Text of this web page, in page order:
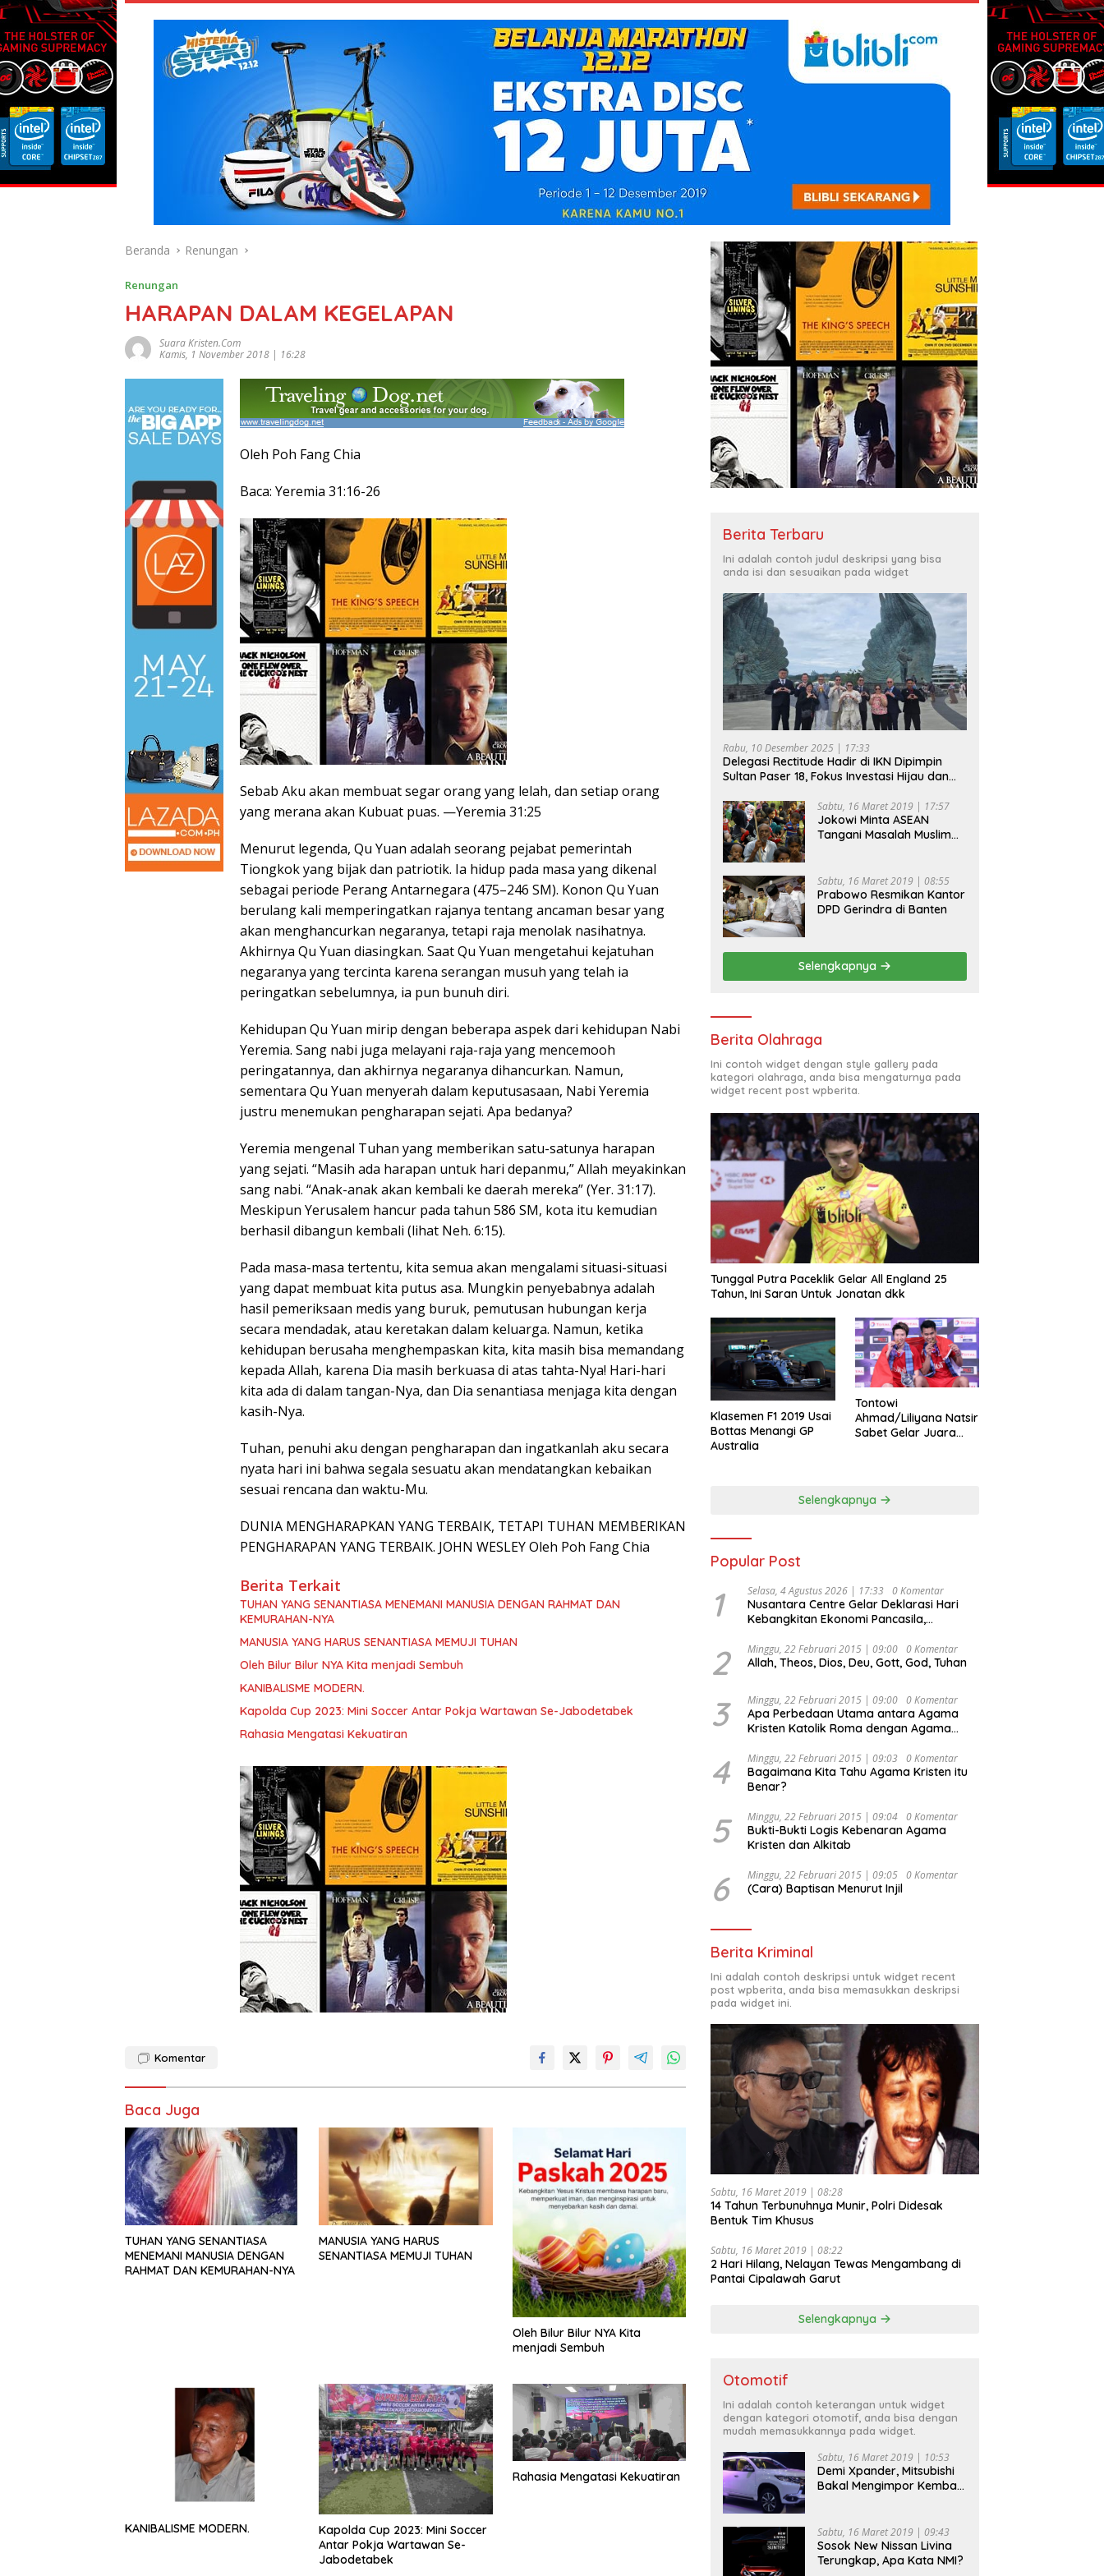
Beranda Renungan
Renungan
HARAPAN DALAM KEGELAPAN
Suara Kristen.com
Kamis, 1 November 2018 | 16:28
Oleh Poh Fang Chia
Baca: Yeremia 31:16-26
Sebab Aku akan membuat segar orang yang lelah, dan setiap orang
yang merana akan Kubuat puas. —Yeremia 31:25
Menurut legenda, Qu Yuan adalah seorang pejabat pemerintah
Tiongkok yang bijak dan patriotik. Ia hidup pada masa yang dikenal
sebagai periode Perang Antarnegara (475–246 SM). Konon Qu Yuan
berulang kali memperingatkan rajanya tentang ancaman besar yang
akan menghancurkan negaranya, tetapi raja menolak nasihatnya.
Akhirnya Qu Yuan diasingkan. Saat Qu Yuan mengetahui kejatuhan
negaranya yang tercinta karena serangan musuh yang telah ia
peringatkan sebelumnya, ia pun bunuh diri.
Kehidupan Qu Yuan mirip dengan beberapa aspek dari kehidupan Nabi
Yeremia. Sang nabi juga melayani raja-raja yang mencemooh
peringatannya, dan akhirnya negaranya dihancurkan. Namun,
sementara Qu Yuan menyerah dalam keputusasaan, Nabi Yeremia
justru menemukan pengharapan sejati. Apa bedanya?
Yeremia mengenal Tuhan yang memberikan satu-satunya harapan
yang sejati. “Masih ada harapan untuk hari depanmu,” Allah meyakinkan
sang nabi. “Anak-anak akan kembali ke daerah mereka” (Yer. 31:17).
Meskipun Yerusalem hancur pada tahun 586 SM, kota itu kemudian
berhasil dibangun kembali (lihat Neh. 6:15).
Pada masa-masa tertentu, kita semua akan mengalami situasi-situasi
yang dapat membuat kita putus asa. Mungkin penyebabnya adalah
hasil pemeriksaan medis yang buruk, pemutusan hubungan kerja
secara mendadak, atau keretakan dalam keluarga. Namun, ketika
kehidupan berusaha menghempaskan kita, kita masih bisa memandang
kepada Allah, karena Dia masih berkuasa di atas tahta-Nya! Hari-hari
kita ada di dalam tangan-Nya, dan Dia senantiasa menjaga kita dengan
kasih-Nya.
Tuhan, penuhi aku dengan pengharapan dan ingatkanlah aku secara
nyata hari ini bahwa segala sesuatu akan mendatangkan kebaikan
sesuai rencana dan waktu-Mu.
DUNIA MENGHARAPKAN YANG TERBAIK, TETAPI TUHAN MEMBERIKAN
PENGHARAPAN YANG TERBAIK. JOHN WESLEY Oleh Poh Fang Chia
Berita Terkait
TUHAN YANG SENANTIASA MENEMANI MANUSIA DENGAN RAHMAT DAN
KEMURAHAN-NYA
MANUSIA YANG HARUS SENANTIASA MEMUJI TUHAN
Oleh Bilur Bilur NYA Kita menjadi Sembuh
KANIBALISME MODERN.
Kapolda Cup 2023: Mini Soccer Antar Pokja Wartawan Se-Jabodetabek
Rahasia Mengatasi Kekuatiran
Komentar
Baca Juga
TUHAN YANG SENANTIASA
MENEMANI MANUSIA DENGAN
RAHMAT DAN KEMURAHAN-NYA
MANUSIA YANG HARUS
SENANTIASA MEMUJI TUHAN
Oleh Bilur Bilur NYA Kita
menjadi Sembuh
KANIBALISME MODERN.
Kapolda Cup 2023: Mini Soccer
Antar Pokja Wartawan Se-
Jabodetabek
Rahasia Mengatasi Kekuatiran
Berita Terbaru
Ini adalah contoh judul deskripsi yang bisa
anda isi dan sesuaikan pada widget
Rabu, 10 Desember 2025 | 17:33
Delegasi Rectitude Hadir di IKN Dipimpin
Sultan Paser 18, Fokus Investasi Hijau dan
Sabtu, 16 Maret 2019 | 17:57
Jokowi Minta ASEAN
Tangani Masalah Muslim
Sabtu, 16 Maret 2019 | 08:55
Prabowo Resmikan Kantor
DPD Gerindra di Banten
Selengkapnya
Berita Olahraga
Ini contoh widget dengan style gallery pada
kategori olahraga, anda bisa mengaturnya pada
widget recent post wpberita.
Tunggal Putra Paceklik Gelar All England 25
Tahun, Ini Saran Untuk Jonatan dkk
Klasemen F1 2019 Usai
Bottas Menangi GP
Australia
Tontowi
Ahmad/Liliyana Natsir
Sabet Gelar Juara
Selengkapnya
Popular Post
1 Selasa, 4 Agustus 2026 | 17:33 0 Komentar
Nusantara Centre Gelar Deklarasi Hari
Kebangkitan Ekonomi Pancasila,
Djojohadikusumo Anti Penjajahan
(Pergolakan Ekonomi Politik Indonesia) &
Undang Perekonomian Nasional dan
Kesejahteraan Sosial dalam Menata
Bangsa Menuju Indonesia Emas 2045”,
2 Minggu, 22 Februari 2015 | 09:00 0 Komentar
Allah, Theos, Dios, Deu, Gott, God, Tuhan
3 Minggu, 22 Februari 2015 | 09:00 0 Komentar
Apa Perbedaan Utama antara Agama
Kristen Katolik Roma dengan Agama
4 Minggu, 22 Februari 2015 | 09:03 0 Komentar
Bagaimana Kita Tahu Agama Kristen itu
Benar?
5 Minggu, 22 Februari 2015 | 09:04 0 Komentar
Bukti-Bukti Logis Kebenaran Agama
Kristen dan Alkitab
6 Minggu, 22 Februari 2015 | 09:05 0 Komentar
(Cara) Baptisan Menurut Injil
Berita Kriminal
Ini adalah contoh deskripsi untuk widget recent
post wpberita, anda bisa memasukkan deskripsi
pada widget ini.
Sabtu, 16 Maret 2019 | 08:28
14 Tahun Terbunuhnya Munir, Polri Didesak
Bentuk Tim Khusus
Sabtu, 16 Maret 2019 | 08:22
2 Hari Hilang, Nelayan Tewas Mengambang di
Pantai Cipalawah Garut
Selengkapnya
Otomotif
Ini adalah contoh keterangan untuk widget
dengan kategori otomotif, anda bisa dengan
mudah memasukkannya pada widget.
Sabtu, 16 Maret 2019 | 10:53
Demi Xpander, Mitsubishi
Bakal Mengimpor Kembali
Sabtu, 16 Maret 2019 | 09:43
Sosok New Nissan Livina
Terungkap, Apa Kata NMI?